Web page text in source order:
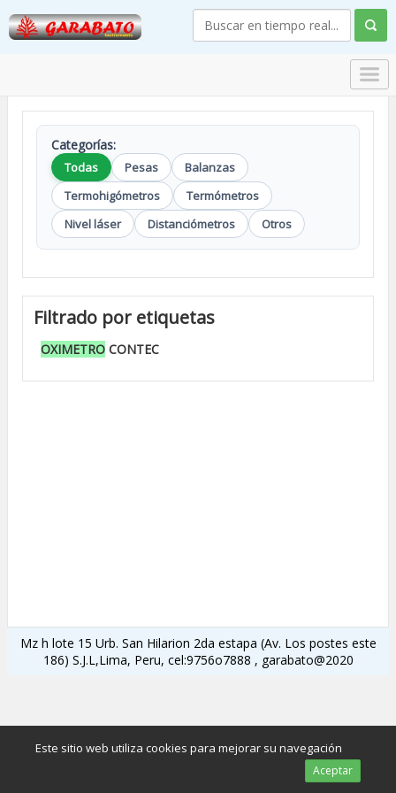
Categorías:
Todas Pesas
Balanzas
Termohigómetros
Termómetros
Nivel láser
Distanciómetros Otros
Filtrado por etiquetas
OXIMETRO CONTEC
Mz h lote 15 Urb. San Hilarion 2da estapa (Av. Los postes este
186) S.J.L,Lima, Peru, cel:9756o7888 , garabato@2020
Este sitio web utiliza cookies para mejorar su navegación
Aceptar